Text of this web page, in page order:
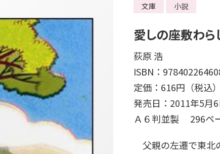
文庫 小説
愛しの座敷わ
荻原 浩
ISBN：
定価：616円（税込）
発売日：2011年5月6
Ａ６判並製 296ペ
父親の左遷で東北